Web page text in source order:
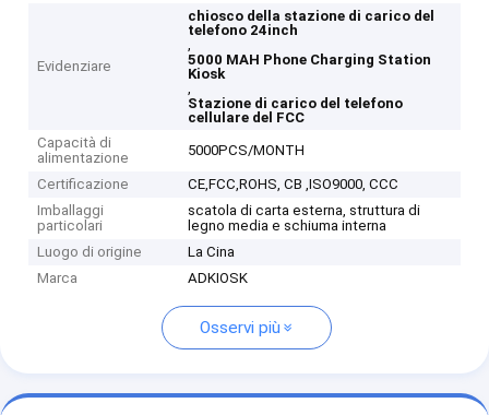
Evidenziare
chiosco della stazione di carico del
telefono 24inch
,
5000 MAH Phone Charging Station
Kiosk
,
Stazione di carico del telefono
cellulare del FCC
Capacità di
alimentazione
5000PCS/MONTH
Certificazione
CE,FCC,ROHS, CB ,ISO9000, CCC
Imballaggi
particolari
scatola di carta esterna, struttura di
legno media e schiuma interna
Luogo di origine
La Cina
Marca
ADKIOSK
Osservi più